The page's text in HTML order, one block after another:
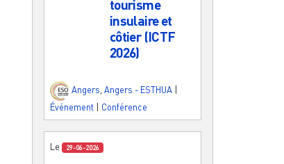
tourisme
insulaire et
côtier (ICTF
2026)
Angers Angers - ESTHUA
Événement
Conférence
Le 29-06-2026